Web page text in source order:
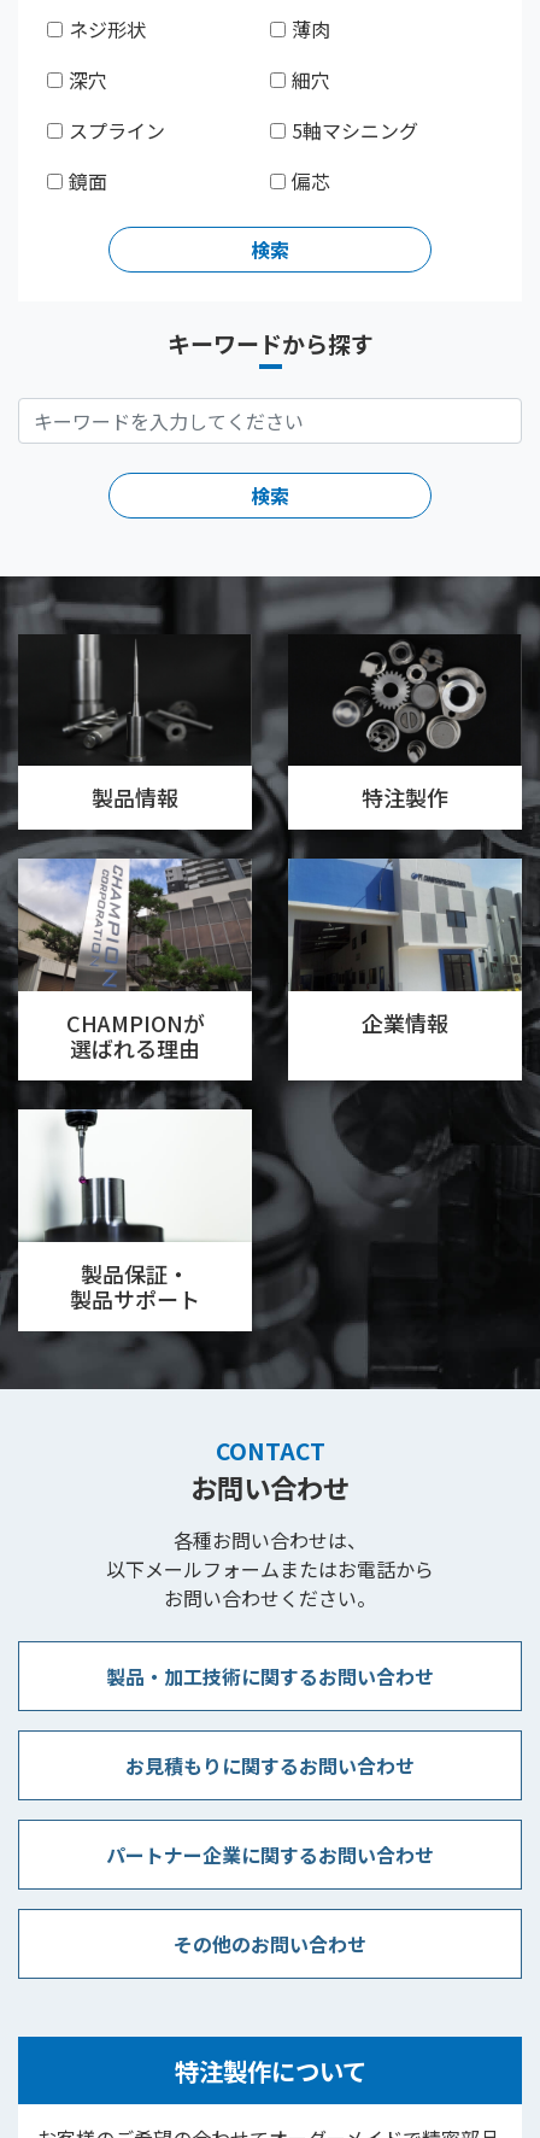
ネジ形状
薄肉
深穴
細穴
スプライン
5軸マシニング
鏡面
偏芯
キーワードから探す
製品情報 特注製作
CHAMPIONが
選ばれる理由
企業情報
製品保証・
製品サポート
CONTACT
お問い合わせ
各種お問い合わせは、
以下メールフォームまたはお電話から
お問い合わせください。
製品・加工技術に関するお問い合わせ
お見積もりに関するお問い合わせ
パートナー企業に関するお問い合わせ
その他のお問い合わせ
特注製作について